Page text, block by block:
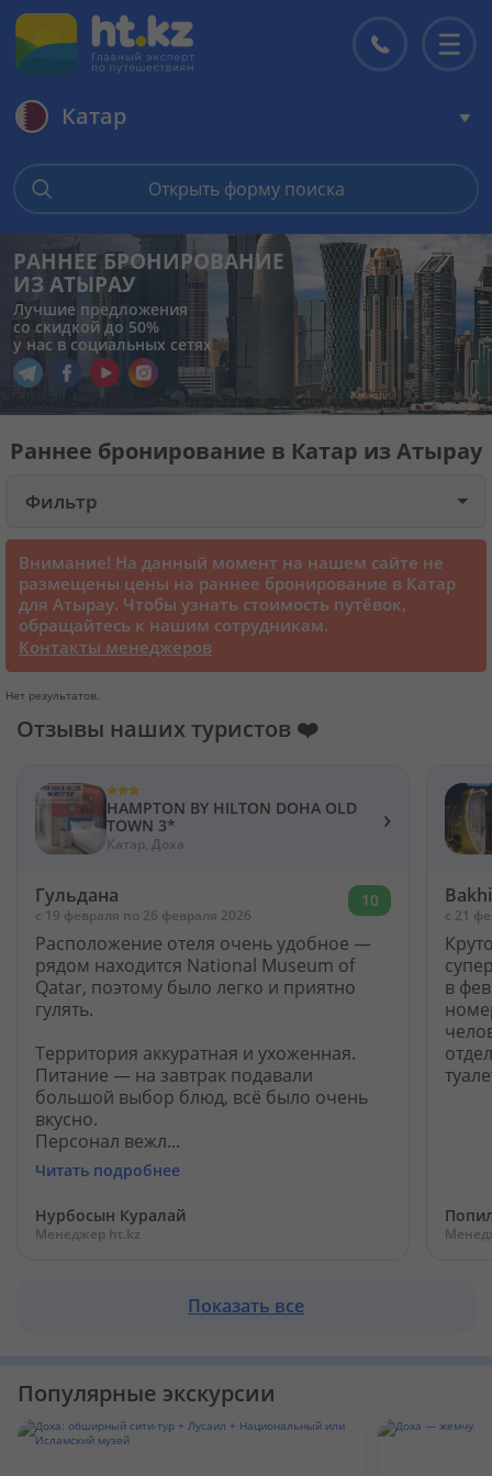
Горящие туры
Цены на туры
Страны
Туры
Круизы
Cтатьи
70126 отзывов наших туристов
Сертификаты
О нас
Контакты
Кабинет туриста
Валюта: KZT USD EUR
Язык: Русский
Установи наше мобильное приложение
Катар
Открыть форму поиска
РАННЕЕ БРОНИРОВАНИЕ
ИЗ АТЫРАУ
Лучшие предложения
со скидкой до 50%
у нас в социальных сетях
Перейти в наш Telegram
Перейти в наш Facebook
Перейти в наш YouTube
Перейти в наш Instagram
Раннее бронирование в Катар из Атырау
Фильтр
Внимание! На данный момент на нашем сайте не
размещены цены на раннее бронирование в Катар
для Атырау. Чтобы узнать стоимость путёвок,
обращайтесь к нашим сотрудникам.
Контакты менеджеров
Нет результатов.
Отзывы наших туристов ❤️
HAMPTON BY HILTON DOHA OLD
TOWN 3*
Катар, Доха
›
Гульдана
c 19 февраля по 26 февраля 2026
10
Расположение отеля очень удобное —
рядом находится National Museum of
Qatar, поэтому было легко и приятно
гулять.
Территория аккуратная и ухоженная.
Питание — на завтрак подавали
большой выбор блюд, всё было очень
вкусно.
Персонал вежл...
Читать подробнее
Нурбосын Куралай
Менеджер ht.kz
c 21
в
Показать все
Популярные экскурсии